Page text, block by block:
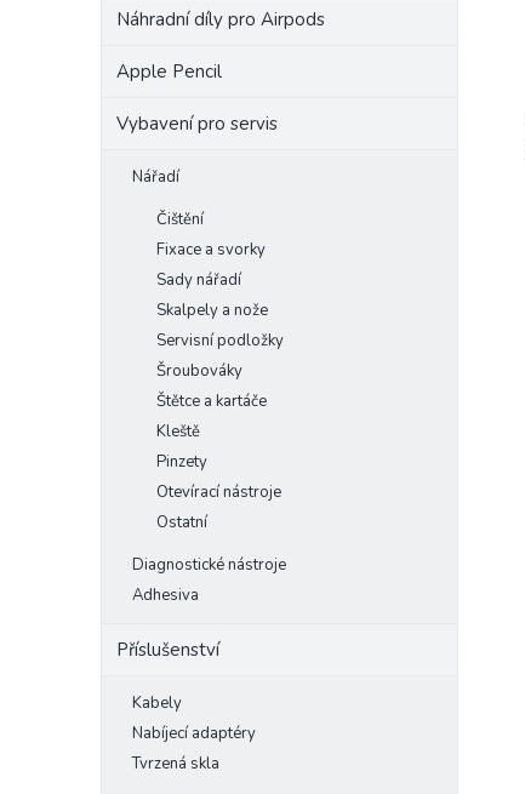
Náhradní díly pro Airpods
Apple Pencil
Vybavení pro servis
Nářadí
Čištění
Fixace a svorky
Sady nářadí
Skalpely a nože
Servisní podložky
Šroubováky
Štětce a kartáče
Kleště
Pinzety
Otevírací nástroje
Ostatní
Diagnostické nástroje
Adhesiva
Příslušenství
Kabely
Nabíjecí adaptéry
Tvrzená skla